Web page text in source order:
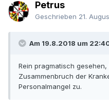
Petrus
Geschrieben 21.
Am 19.8.2018 um
Rein pragmatisch
Zusammenbruch der
Personalmangel zu.